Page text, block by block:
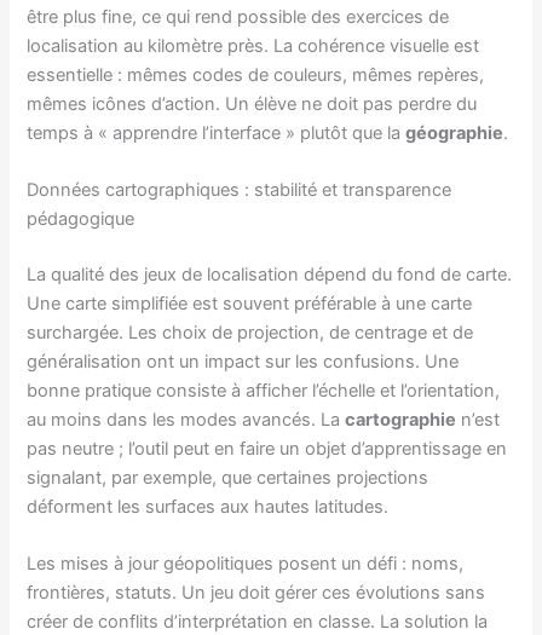
être plus fine, ce qui rend possible des exercices de
localisation au kilomètre près. La cohérence visuelle est
essentielle : mêmes codes de couleurs, mêmes repères,
mêmes icônes d’action. Un élève ne doit pas perdre du
temps à « apprendre l’interface » plutôt que lagéographie.
Données cartographiques : stabilité et transparence
pédagogique
La qualité des jeux de localisation dépend du fond de carte.
Une carte simplifiée est souvent préférable à une carte
surchargée. Les choix de projection, de centrage et de
généralisation ont un impact sur les confusions. Une
bonne pratique consiste à afficher l’échelle et l’orientation,
au moins dans les modes avancés. Lacartographie n’est
pas neutre ; l’outil peut en faire un objet d’apprentissage en
signalant, par exemple, que certaines projections
déforment les surfaces aux hautes latitudes.
Les mises à jour géopolitiques posent un défi : noms,
frontières, statuts. Un jeu doit gérer ces évolutions sans
créer de conflits d’interprétation en classe. La solution la